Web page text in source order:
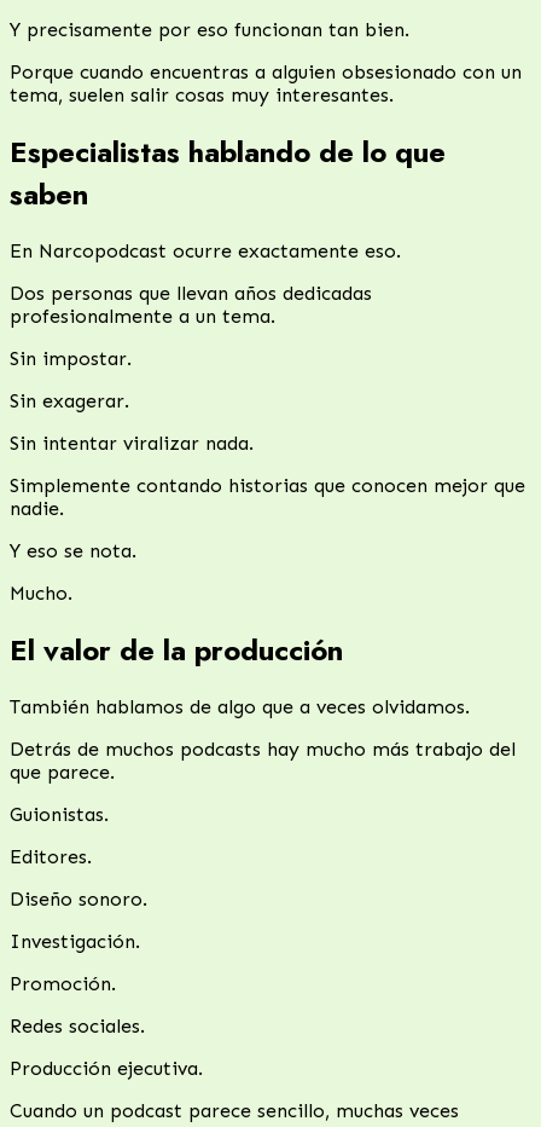
Y precisamente por eso funcionan tan bien.
Porque cuando encuentras a alguien obsesionado con un
tema, suelen salir cosas muy interesantes.
Especialistas hablando de lo que
saben
En Narcopodcast ocurre exactamente eso.
Dos personas que llevan años dedicadas
profesionalmente a un tema.
Sin impostar.
Sin exagerar.
Sin intentar viralizar nada.
Simplemente contando historias que conocen mejor que
nadie.
Y eso se nota.
Mucho.
El valor de la producción
También hablamos de algo que a veces olvidamos.
Detrás de muchos podcasts hay mucho más trabajo del
que parece.
Guionistas.
Editores.
Diseño sonoro.
Investigación.
Promoción.
Redes sociales.
Producción ejecutiva.
Cuando un podcast parece sencillo, muchas veces